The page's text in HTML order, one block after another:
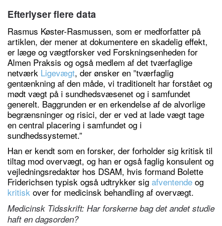
Efterlyser flere data
Rasmus Køster-Rasmussen, som er medforfatter på
artiklen, der mener at dokumentere en skadelig effekt,
er læge og vægtforsker ved Forskningsenheden for
Almen Praksis og også medlem af det tværfaglige
netværk Ligevægt, der ønsker en ”tværfaglig
gentænkning af den måde, vi traditionelt har forstået og
mødt vægt på i sundhedsvæsenet og i samfundet
generelt. Baggrunden er en erkendelse af de alvorlige
begrænsninger og risici, der er ved at lade vægt tage
en central placering i samfundet og i
sundhedssystemet.”
Han er kendt som en forsker, der forholder sig kritisk til
tiltag mod overvægt, og han er også faglig konsulent og
vejledningsredaktør hos DSAM, hvis formand Bolette
Friderichsen typisk også udtrykker sig afventende og
kritisk over for medicinsk behandling af overvægt.
Medicinsk Tidsskrift: Har forskerne bag det andet studie
haft en dagsorden?